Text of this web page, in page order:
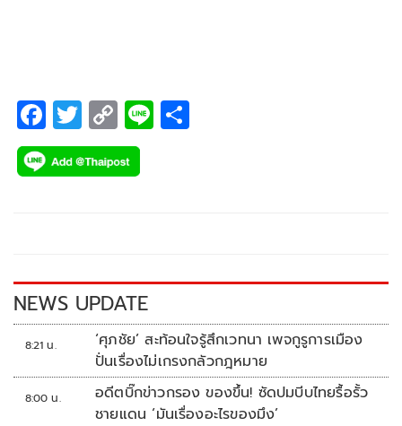
F
ac
e
k
T
wi
tt
C
o
p
k
Li
NEWS UPDATE
8:21 น.
‘ศุภชัย’ สะท้อนใจรู้สึกเวทนา เพจกูรูการเมือง
ปั่นเรื่องไม่เกรงกลัวกฎหมาย
8:00 น.
อดีตบิ๊กข่าวกรอง ของขึ้น! ซัดปมบีบไทยรื้อรั้ว
ชายแดน ‘มันเรื่องอะไรของมึง’